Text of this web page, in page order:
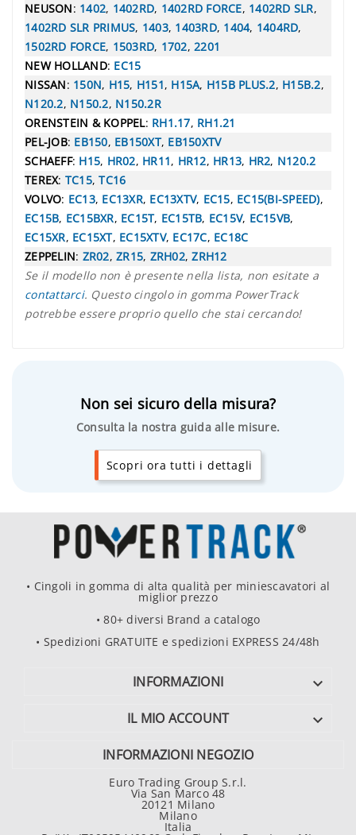
NEUSON: 1402, 1402RD, 1402RD FORCE, 1402RD SLR,
1402RD SLR PRIMUS, 1403, 1403RD, 1404, 1404RD,
1502RD FORCE, 1503RD, 1702, 2201
NEW HOLLAND: EC15
NISSAN: 150N, H15, H151, H15A, H15B PLUS.2, H15B.2,
N120.2, N150.2, N150.2R
ORENSTEIN & KOPPEL: RH1.17, RH1.21
PEL-JOB: EB150, EB150XT, EB150XTV
SCHAEFF: H15, HR02, HR11, HR12, HR13, HR2, N120.2
TEREX: TC15,TC16
VOLVO: EC13, EC13XR, EC13XTV, EC15, EC15(BI-SPEED),
EC15B, EC15BXR, EC15T, EC15TB, EC15V, EC15VB,
EC15XR, EC15XT, EC15XTV, EC17C, EC18C
ZEPPELIN: ZR02, ZR15, ZRH02,ZRH12
Se il modello non è presente nella lista, non esitate a
contattarci. Questo cingolo in gomma PowerTrack
potrebbe essere proprio quello che stai cercando!
Non sei sicuro della misura?
Consulta la nostra guida alle misure.
Scopri ora tutti i dettagli
• Cingoli in gomma di alta qualità per miniescavatori al
miglior prezzo
• 80+ diversi Brand a catalogo
• Spedizioni GRATUITE e spedizioni EXPRESS 24/48h
INFORMAZIONI 
IL MIO ACCOUNT 
INFORMAZIONI NEGOZIO
Euro Trading Group S.r.l.
Via San Marco 48
20121 Milano
Milano
Italia